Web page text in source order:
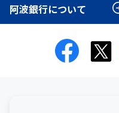
阿波銀行について